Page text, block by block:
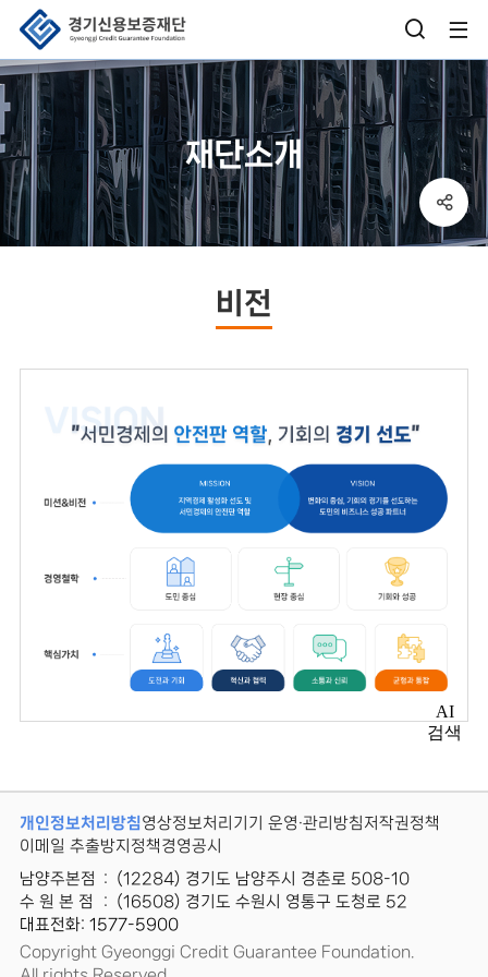
검
색
창
열
기
버
사
이
트
맵
열
기
재단소개
sns
공
기
비전
AI
검색
개인정보처리방침영상정보처리기기 운영·관리방침저작권정책
이메일 추출방지정책경영공시
남양주본점
:
(12284) 경기도 남양주시 경춘로 508-10
수 원 본 점
:
(16508) 경기도 수원시 영통구 도청로 52
대표전화: 1577-5900
Copyright Gyeonggi Credit Guarantee Foundation.